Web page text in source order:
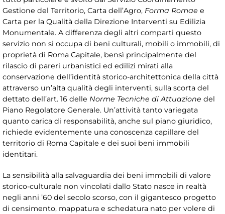
Gestione del Territorio, Carta dell’Agro, Forma Romae e
Carta per la Qualità della Direzione Interventi su Edilizia
Monumentale. A differenza degli altri comparti questo
servizio non si occupa di beni culturali, mobili o immobili, di
proprietà di Roma Capitale, bensì principalmente del
rilascio di pareri urbanistici ed edilizi mirati alla
conservazione dell’identità storico-architettonica della città
attraverso un’alta qualità degli interventi, sulla scorta del
dettato dell’art. 16 delle Norme Tecniche di Attuazione del
Piano Regolatore Generale. Un’attività tanto variegata
quanto carica di responsabilità, anche sul piano giuridico,
richiede evidentemente una conoscenza capillare del
territorio di Roma Capitale e dei suoi beni immobili
identitari.
La sensibilità alla salvaguardia dei beni immobili di valore
storico-culturale non vincolati dallo Stato nasce in realtà
negli anni ’60 del secolo scorso, con il gigantesco progetto
di censimento, mappatura e schedatura nato per volere di